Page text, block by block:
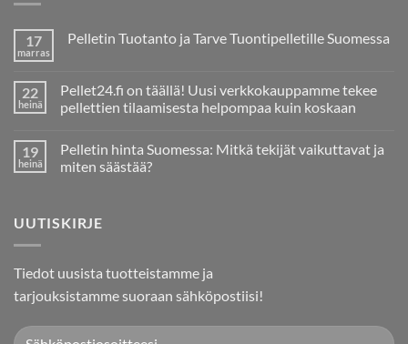
17
marras
Pelletin Tuotanto ja Tarve Tuontipelletille Suomessa
Pelletin
Tuotanto
ja
Suomessa
22
heinä
Pellet24.fi on täällä! Uusi verkkokauppamme tekee
pellettien tilaamisesta helpompaa kuin koskaan
artikkeliin
Pellet24.fi
on
tekee
pellettien
koskaan
19
heinä
Pelletin hinta Suomessa: Mitkä tekijät vaikuttavat ja
miten säästää?
Pelletin
hinta
tekijät
vaikuttavat
miten
UUTISKIRJE
Tiedot uusista tuotteistamme ja
tarjouksistamme suoraan sähköpostiisi!